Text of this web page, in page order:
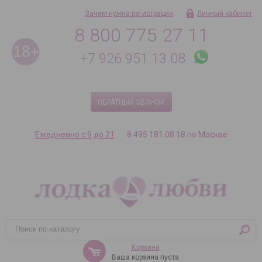
8 800 775 27 11
+7 926 951 13 08
ОБРАТНЫЙ ЗВОНОК
Зачем нужна регистрация Личный кабинет
Ежедневно с 9 до 21 8 495 181 08 18 по Москве
Корзина
Ваша корзина пуста